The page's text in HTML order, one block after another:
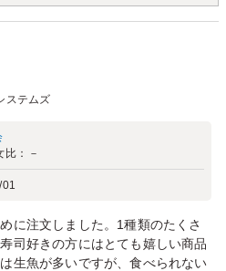
ステムズ
比： －
に注文しました。1種類のたくさ
司好きの方にはとても嬉しい商品
生魚が多いですが、食べられない